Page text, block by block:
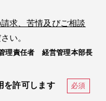
求、苦情及びご相談
い。
理責任者 経営管理本部長
を許可します